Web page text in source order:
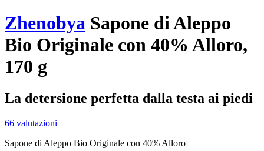
Zhenobya Sapone di Aleppo
Bio Originale con 40% Alloro,
170 g
La detersione perfetta dalla testa ai piedi
66 valutazioni
Sapone di Aleppo Bio Originale con 40% Alloro